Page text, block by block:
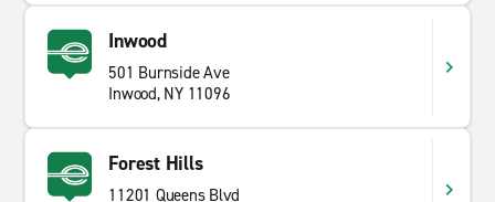
Inwood
501 Burnside Ave
Inwood, NY 11096
Forest Hills
11201 Queens Blvd